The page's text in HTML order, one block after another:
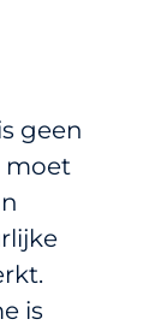
geen
moet
is